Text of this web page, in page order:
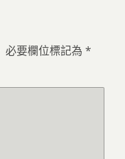
必要欄位標記為 *